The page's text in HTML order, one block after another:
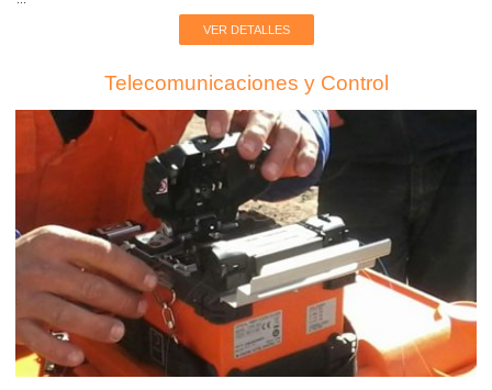
VER DETALLES
Telecomunicaciones y Control